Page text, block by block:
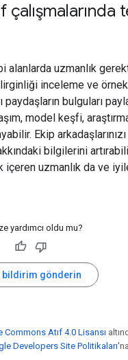
alanlarda uzmanlık
inceleme ve
bulguları
model keşfi,
Ekip
bilgilerini
uzmanlık da ve
yardımcı oldu mu?
bildirim gönderin
Commons Atıf 4.0 Lisansı
Developers Site Politikaları